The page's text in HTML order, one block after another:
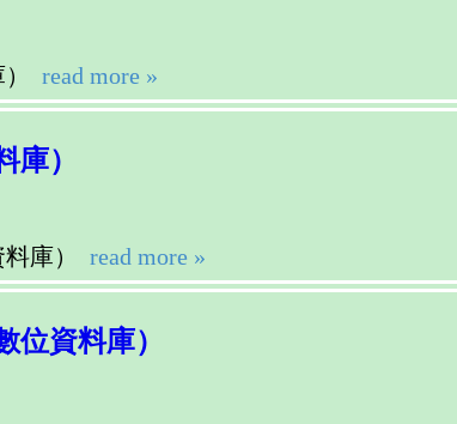
read more »
庫）
庫）
read more »
位資料庫）